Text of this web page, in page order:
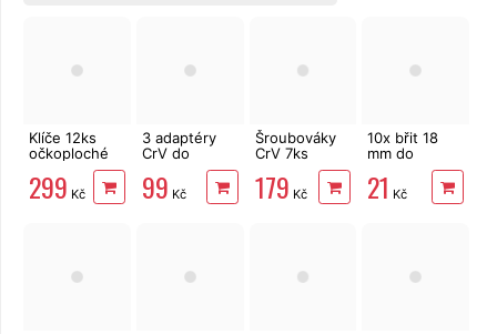
Klíče 12ks
očkoploché
CrV 6-22mm
EXTOL
Premium
299 Kč
3 adaptéry
CrV do
1/4"-3/8"-1/2"
Extol Craft
99 Kč
Šroubováky
CrV 7ks
elektrikářské
MasiPro
179 Kč
10x břit 18
mm do
odlamovacího
nože
21 Kč